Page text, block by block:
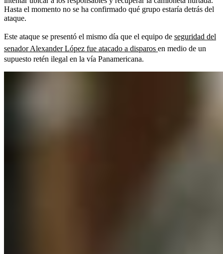
Hasta el momento no se ha confirmado qué grupo estaría detrás del
ataque.
Este ataque se presentó el mismo día que el equipo de seguridad del
senador Alexander López fue atacado a disparos en medio de un
supuesto retén ilegal en la vía Panamericana.